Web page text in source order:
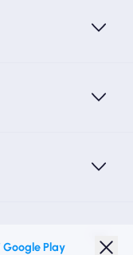
Play